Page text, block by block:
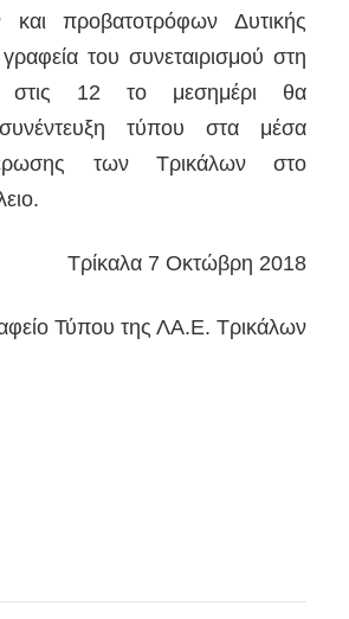
και προβατοτρόφων Δυτικής
του συνεταιρισμού στη
στις 12 το μεσημέρι θα
τύπου στα μέσα
των Τρικάλων στο
Τρίκαλα 7 Οκτώβρη 2018
Τύπου της ΛΑ.Ε. Τρικάλων